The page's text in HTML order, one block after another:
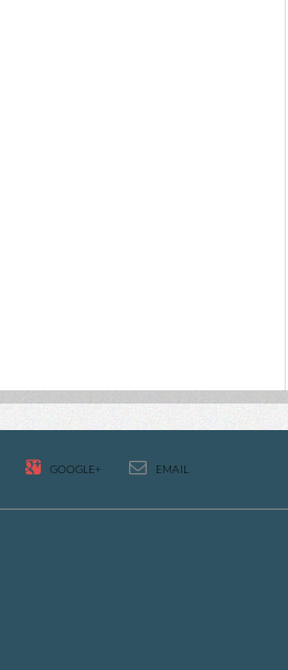
GOOGLE+ EMAIL